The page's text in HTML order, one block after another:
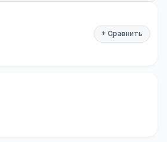
+ Сравнить